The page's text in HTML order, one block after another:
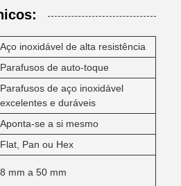
Aço inoxidável de alta resistência
Parafusos de auto-toque
Parafusos de aço inoxidável
excelentes e duráveis
Aponta-se a si mesmo
Flat, Pan ou Hex
8 mm a 50 mm